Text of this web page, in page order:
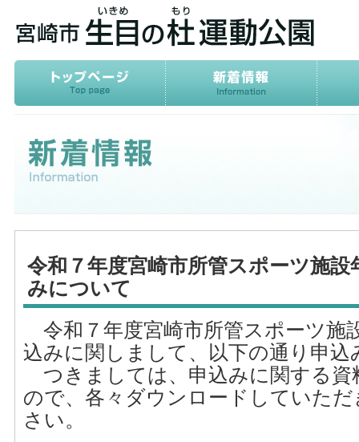
令和７年度宮崎市所管スポーツ施設
みについて
令和７年度宮崎市所管スポーツ施
込みに関しまして、以下の通り申
つきましては、申込みに関する資
ので、各々ダウンロードしていた
さい。